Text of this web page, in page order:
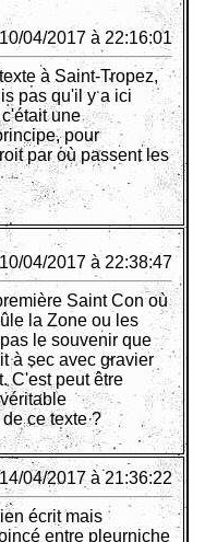
04/2017 à 22:16:01
à Saint-Tropez,
pas qu'il y a ici
une
pour
par où passent les
04/2017 à 22:38:47
Saint Con où
la Zone ou les
le souvenir que
à sec avec gravier
C'est peut être
ce texte ?
04/2017 à 21:36:22
écrit mais
entre pleurniche